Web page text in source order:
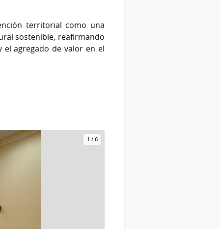
territorial como una
sostenible, reafirmando
agregado de valor en el
1 / 6